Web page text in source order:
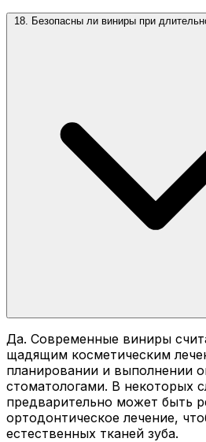
18. Безопасны ли виниры при
Да. Современные виниры
щадящим косметическим
планировании и выполнении
стоматологами. В некоторых
предварительно может быть
ортодонтическое лечение,
естественных тканей зуба.